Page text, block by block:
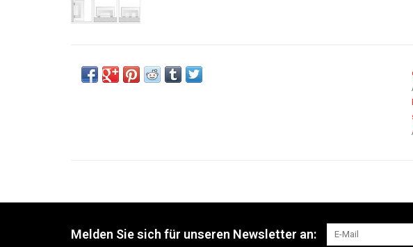
Melden Sie sich für unseren Newsletter an: